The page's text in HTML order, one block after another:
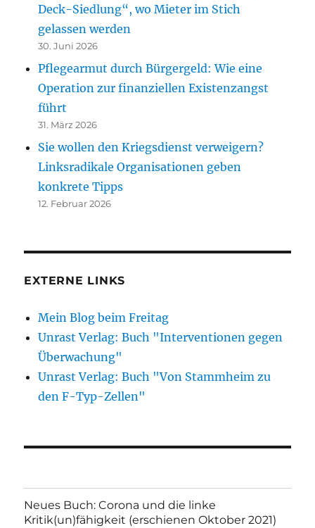
Deck-Siedlung“, wo Mieter im Stich
gelassen werden
30. Juni 2026
Pflegearmut durch Bürgergeld: Wie eine
Operation zur finanziellen Existenzangst
führt
31. März 2026
Sie wollen den Kriegsdienst verweigern?
Linksradikale Organisationen geben
konkrete Tipps
12. Februar 2026
EXTERNE LINKS
Mein Blog beim Freitag
Unrast Verlag: Buch "Interventionen gegen
Überwachung"
Unrast Verlag: Buch "Von Stammheim zu
den F-Typ-Zellen"
Neues Buch: Corona und die linke
Kritik(un)fähigkeit (erschienen Oktober 2021)